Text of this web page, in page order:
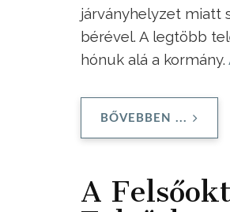
járványhelyzet miatt
bérével. A legtöbb
hónuk alá a kormány.
BŐVEBBEN ...
A